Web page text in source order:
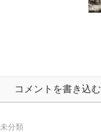
コメントを書き込む
未分類